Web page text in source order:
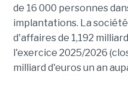
de 16 000 personnes
implantations. La
d'affaires de 1,192
l'exercice 2025/2026
milliard d'euros un an